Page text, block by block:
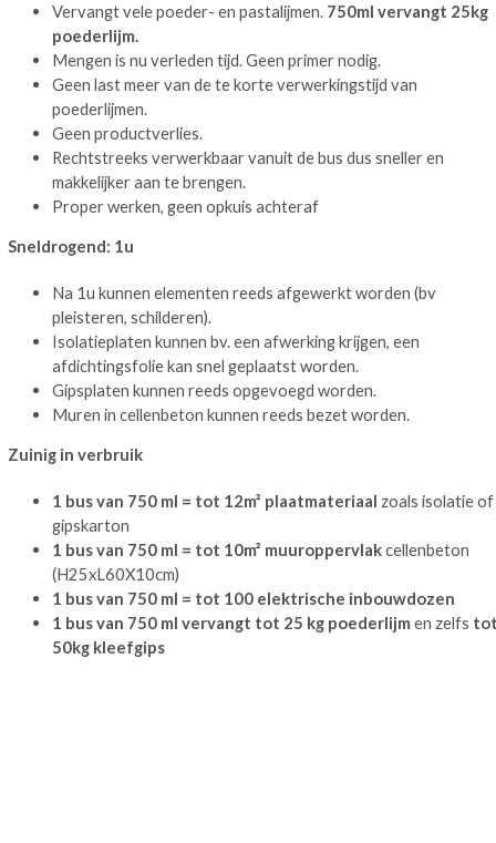
Vervangt vele poeder- en pastalijmen. 750ml vervangt 25kg
poederlijm.
Mengen is nu verleden tijd. Geen primer nodig.
Geen last meer van de te korte verwerkingstijd van
poederlijmen.
Geen productverlies.
Rechtstreeks verwerkbaar vanuit de bus dus sneller en
makkelijker aan te brengen.
Proper werken, geen opkuis achteraf
Sneldrogend: 1u
Na 1u kunnen elementen reeds afgewerkt worden (bv
pleisteren, schilderen).
Isolatieplaten kunnen bv. een afwerking krijgen, een
afdichtingsfolie kan snel geplaatst worden.
Gipsplaten kunnen reeds opgevoegd worden.
Muren in cellenbeton kunnen reeds bezet worden.
Zuinig in verbruik
1 bus van 750 ml = tot 12m² plaatmateriaal zoals isolatie of
gipskarton
1 bus van 750 ml = tot 10m² muuroppervlakcellenbeton
(H25xL60X10cm)
1 bus van 750 ml = tot 100 elektrische inbouwdozen
1 bus van 750 ml vervangt tot 25 kg poederlijm en zelfs
50kg kleefgips